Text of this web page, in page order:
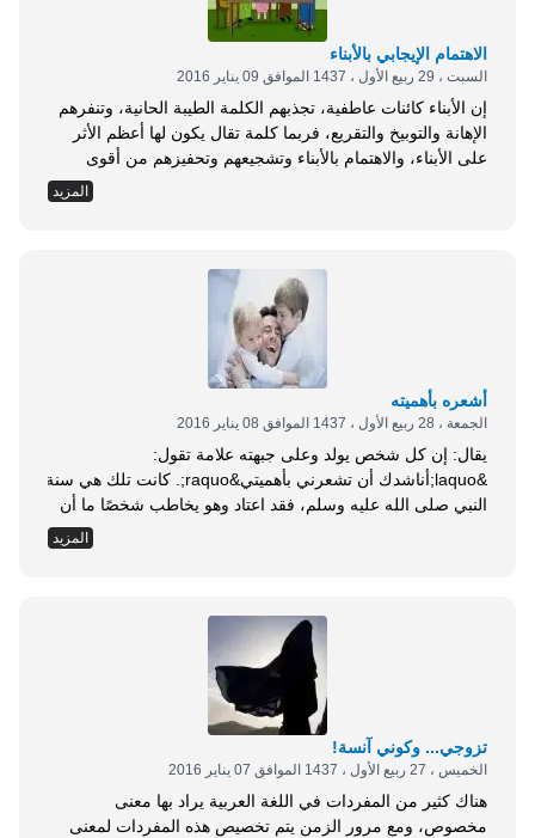
الاهتمام الإيجابي بالأبناء
السبت ، 29 ربيع الأول ، 1437 الموافق 09 يناير 2016
إن الأبناء كائنات عاطفية، تجذبهم الكلمة الطيبة الحانية، وتنفرهم
الإهانة والتوبيخ والتقريع، فربما كلمة تقال يكون لها أعظم الأثر
على الأبناء، والاهتمام بالأبناء وتشجيعهم وتحفيزهم من أقوى
المكافآت التي ينالوها، وذلك إذا كان هذا الاهتمام إيجابيًا. والاهتمام
الإيجابي هو ذلك الاهتمام بالسلوك الحسن والطيب للابن، فحينما
المزيد
أشعره بأهميته
الجمعة ، 28 ربيع الأول ، 1437 الموافق 08 يناير 2016
يقال: إن كل شخص يولد وعلى جبهته علامة تقول:
&laquo;أناشدك أن تشعرني بأهميتي&raquo;. كانت تلك هي سنة
النبي صلى الله عليه وسلم، فقد اعتاد وهو يخاطب شخصًا ما أن
وبمسئوليتهم، مثلهم في ذلك مثل البالغين(1). إن تقدير الأبناء،
المزيد
تزوجي... وكوني آنسة!
الخميس ، 27 ربيع الأول ، 1437 الموافق 07 يناير 2016
هناك كثير من المفردات في اللغة العربية يراد بها معنى
مخصوص، ومع مرور الزمن يتم تخصيص هذه المفردات لمعنى